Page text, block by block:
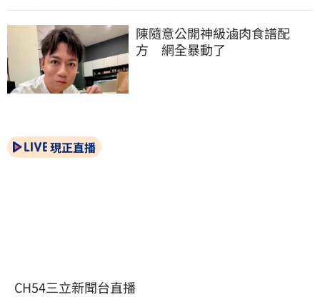
陳隨意公開神級滷肉食譜配
方　網全暴動了
現正直播
CH54三立新聞台直播